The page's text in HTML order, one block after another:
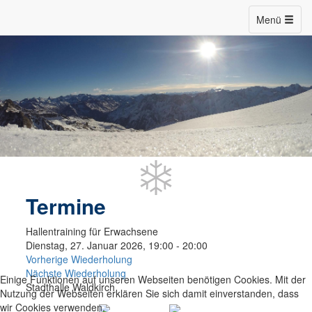
Menü
Termine
Hallentraining für Erwachsene
Dienstag, 27. Januar 2026, 19:00 - 20:00
Vorherige Wiederholung
Nächste Wiederholung
Stadthalle Waldkirch
Einige Funktionen auf unseren Webseiten benötigen Cookies. Mit der
Nutzung der Webseiten erklären Sie sich damit einverstanden, dass
wir Cookies verwenden.